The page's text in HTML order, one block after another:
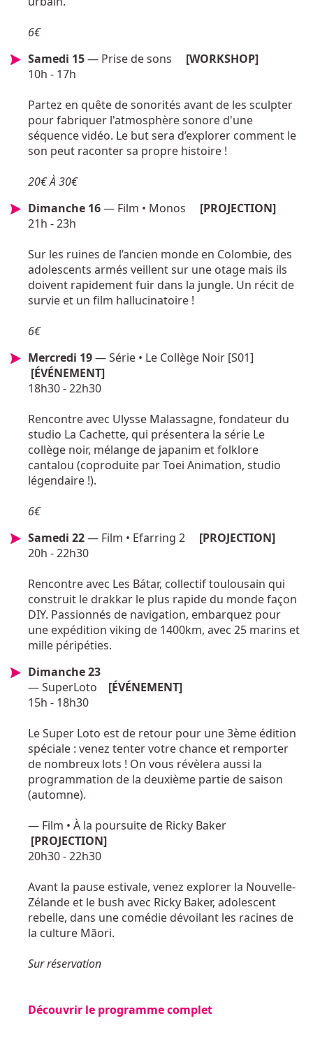
6€
Samedi 15— Prise de sons [WORKSHOP]
10h - 17h
Partez en quête de sonorités avant de les sculpter
pour fabriquer l'atmosphère sonore d'une
séquence vidéo. Le but sera d’explorer comment le
son peut raconter sa propre histoire !
20€ À 30€
Dimanche 16— Film • Monos [PROJECTION]
21h - 23h
Sur les ruines de l’ancien monde en Colombie, des
adolescents armés veillent sur une otage mais ils
doivent rapidement fuir dans la jungle. Un récit de
survie et un film hallucinatoire !
6€
Mercredi 19— Série • Le Collège Noir [S01]
[ÉVÉNEMENT]
18h30 - 22h30
Rencontre avec Ulysse Malassagne, fondateur du
studio La Cachette, qui présentera la série Le
collège noir, mélange de japanim et folklore
cantalou (coproduite par Toei Animation, studio
légendaire !).
6€
Samedi 22— Film • Efarring 2 [PROJECTION]
20h - 22h30
Rencontre avec Les Bátar, collectif toulousain qui
construit le drakkar le plus rapide du monde façon
DIY. Passionnés de navigation, embarquez pour
une expédition viking de 1400km, avec 25 marins et
mille péripéties.
Dimanche 23
— SuperLoto [ÉVÉNEMENT]
15h - 18h30
Le Super Loto est de retour pour une 3ème édition
spéciale : venez tenter votre chance et remporter
de nombreux lots ! On vous révèlera aussi la
programmation de la deuxième partie de saison
(automne).
— Film • À la poursuite de Ricky Baker
[PROJECTION]
20h30 - 22h30
Avant la pause estivale, venez explorer la Nouvelle-
Zélande et le bush avec Ricky Baker, adolescent
rebelle, dans une comédie dévoilant les racines de
la culture Māori.
Sur réservation
Découvrir le programme complet